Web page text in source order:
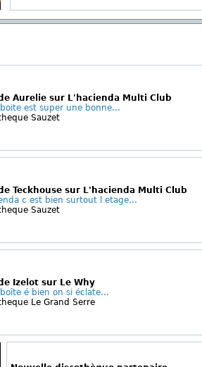
Aurelie sur L'hacienda Multi Club
est super une bonne...
Sauzet
Teckhouse sur L'hacienda Multi Club
c est bien surtout l etage...
Sauzet
Izelot sur Le Why
é bien on si éclate...
Le Grand Serre